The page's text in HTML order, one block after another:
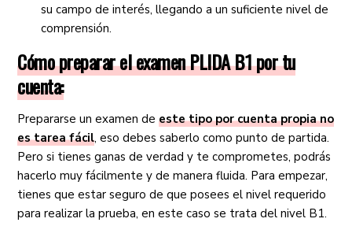
su campo de interés, llegando a un suficiente nivel de
comprensión.
Cómo preparar el examen PLIDA B1 por tu
cuenta:
Prepararse un examen deeste tipo por cuenta propia no
es tarea fácil, eso debes saberlo como punto de partida.
Pero si tienes ganas de verdad y te comprometes, podrás
hacerlo muy fácilmente y de manera fluida. Para empezar,
tienes que estar seguro de que posees el nivel requerido
para realizar la prueba, en este caso se trata del nivel B1.